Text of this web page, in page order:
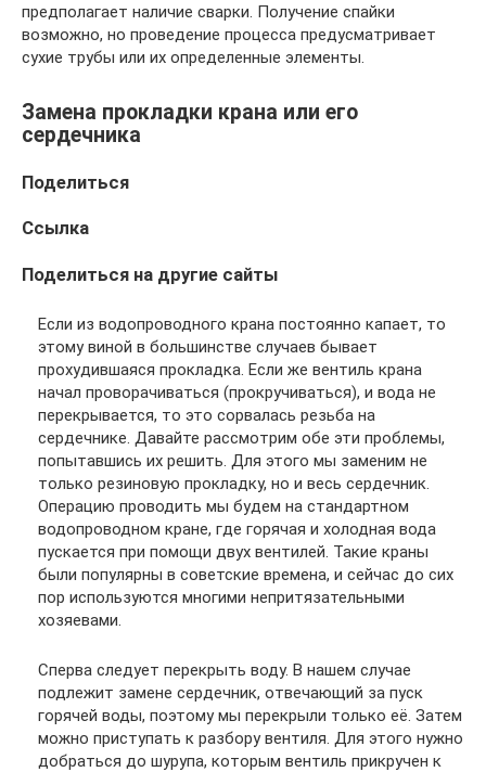
предполагает наличие сварки. Получение спайки
возможно, но проведение процесса предусматривает
сухие трубы или их определенные элементы.
Замена прокладки крана или его
сердечника
Поделиться
Ссылка
Поделиться на другие сайты
Если из водопроводного крана постоянно капает, то
этому виной в большинстве случаев бывает
прохудившаяся прокладка. Если же вентиль крана
начал проворачиваться (прокручиваться), и вода не
перекрывается, то это сорвалась резьба на
сердечнике. Давайте рассмотрим обе эти проблемы,
попытавшись их решить. Для этого мы заменим не
только резиновую прокладку, но и весь сердечник.
Операцию проводить мы будем на стандартном
водопроводном кране, где горячая и холодная вода
пускается при помощи двух вентилей. Такие краны
были популярны в советские времена, и сейчас до сих
пор используются многими непритязательными
хозяевами.
Сперва следует перекрыть воду. В нашем случае
подлежит замене сердечник, отвечающий за пуск
горячей воды, поэтому мы перекрыли только её. Затем
можно приступать к разбору вентиля. Для этого нужно
добраться до шурупа, которым вентиль прикручен к